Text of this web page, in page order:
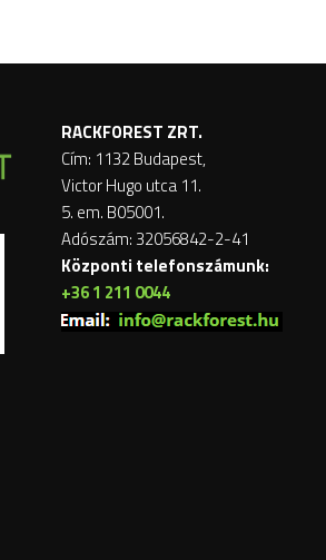
RACKFOREST ZRT.
Cím: 1132 Budapest,
Victor Hugo utca 11.
5. em. B05001.
Adószám: 32056842-2-41
Központi telefonszámunk:
+36 1 211 0044